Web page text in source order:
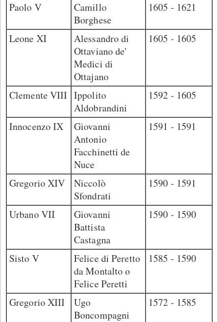
Paolo V
Camillo
Borghese
1605 - 1621
Leone XI
Alessandro di
Ottaviano de'
Medici di
Ottajano
1605 - 1605
Clemente VIII Ippolito
Aldobrandini
1592 - 1605
Innocenzo IX
Giovanni
Antonio
Facchinetti de
Nuce
1591 - 1591
Gregorio XIV
Niccolò
Sfondrati
1590 - 1591
Urbano VII
Giovanni
Battista
Castagna
1590 - 1590
Sisto V
Felice di Peretto
da Montalto o
Felice Peretti
1585 - 1590
Gregorio XIII
Ugo
Boncompagni
1572 - 1585